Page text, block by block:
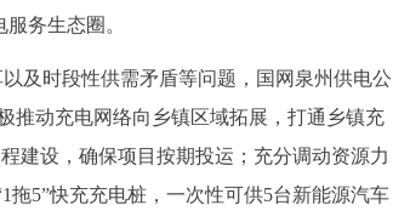
务生态圈。
及时段性供需矛盾等问题，国网泉州供电公
推动充电网络向乡镇区域拓展，打通乡镇充
建设，确保项目按期投运；充分调动资源力
5”快充充电桩，一次性可供5台新能源汽车